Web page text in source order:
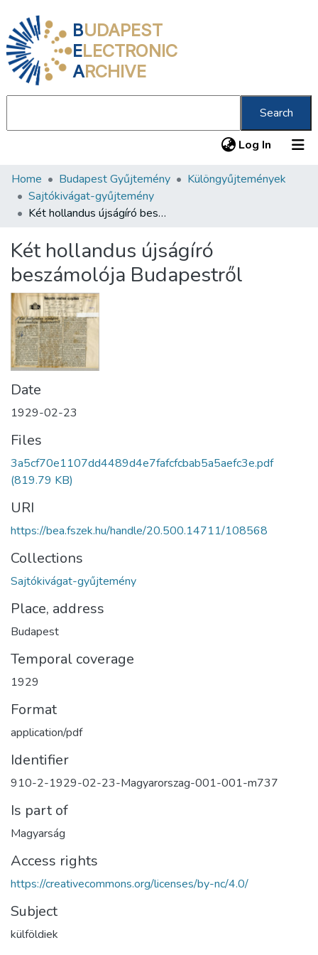
BUDAPEST
ELECTRONIC
ARCHIVE
Search
Log In (current)
Communities & Collections
All of DSpace
About us
Home Budapest Gyűjtemény
Különgyűjtemények
Sajtókivágat-gyűjtemény
Két hollandus újságíró beszámolója Budapestről
Két hollandus újságíró
beszámolója Budapestről
Date
1929-02-23
Files
3a5cf70e1107dd4489d4e7fafcfcbab5a5aefc3e.pdf
(819.79 KB)
URI
https://bea.fszek.hu/handle/20.500.14711/108568
Collections
Sajtókivágat-gyűjtemény
Place, address
Budapest
Temporal coverage
1929
Format
application/pdf
Identifier
910-2-1929-02-23-Magyarorszag-001-001-m737
Is part of
Magyarság
Access rights
https://creativecommons.org/licenses/by-nc/4.0/
Subject
külföldiek